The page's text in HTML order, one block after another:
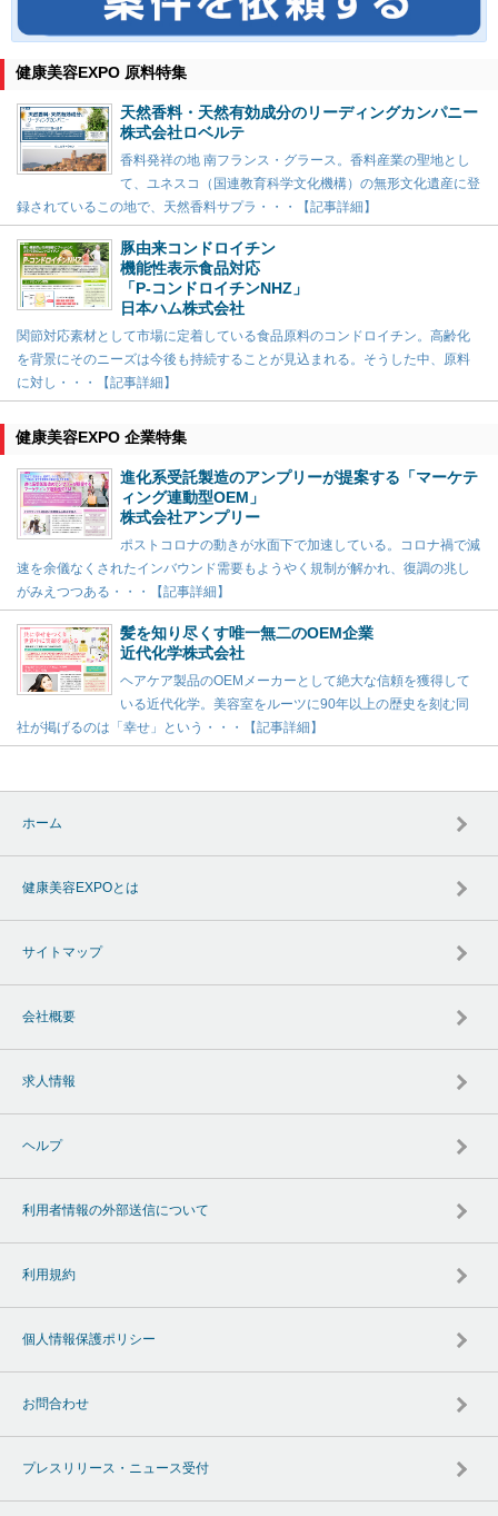
健康美容EXPO 原料特集
天然香料・天然有効成分のリーディングカンパニー
株式会社ロベルテ
香料発祥の地 南フランス・グラース。香料産業の聖地とし
て、ユネスコ（国連教育科学文化機構）の無形文化遺産に登
録されているこの地で、天然香料サプラ・・・【記事詳細】
豚由来コンドロイチン
機能性表示食品対応
「P-コンドロイチンNHZ」
日本ハム株式会社
関節対応素材として市場に定着している食品原料のコンドロイチン。高齢化
を背景にそのニーズは今後も持続することが見込まれる。そうした中、原料
に対し・・・【記事詳細】
健康美容EXPO 企業特集
進化系受託製造のアンプリーが提案する「マーケテ
ィング連動型OEM」
株式会社アンプリー
ポストコロナの動きが水面下で加速している。コロナ禍で減
速を余儀なくされたインバウンド需要もようやく規制が解かれ、復調の兆し
がみえつつある・・・【記事詳細】
髪を知り尽くす唯一無二のOEM企業
近代化学株式会社
ヘアケア製品のOEMメーカーとして絶大な信頼を獲得して
いる近代化学。美容室をルーツに90年以上の歴史を刻む同
社が掲げるのは「幸せ」という・・・【記事詳細】
ホーム
健康美容EXPOとは
サイトマップ
会社概要
求人情報
ヘルプ
利用者情報の外部送信について
利用規約
個人情報保護ポリシー
お問合わせ
プレスリリース・ニュース受付